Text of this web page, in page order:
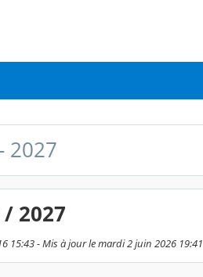
2027
2027
15:43 - Mis à jour le mardi 2 juin 2026 19:41